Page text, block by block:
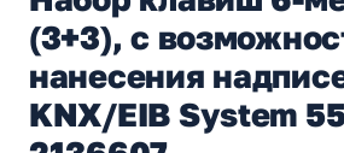
(3+3), с
нанесения
KNX/EIB System